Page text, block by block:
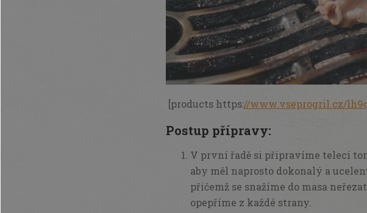
[products https://www.vseprogril.cz/
Postup přípravy:
V první řadě si připravíme telecí
aby měl naprosto dokonalý a
přičemž se snažíme do masa
opepříme z každé strany.